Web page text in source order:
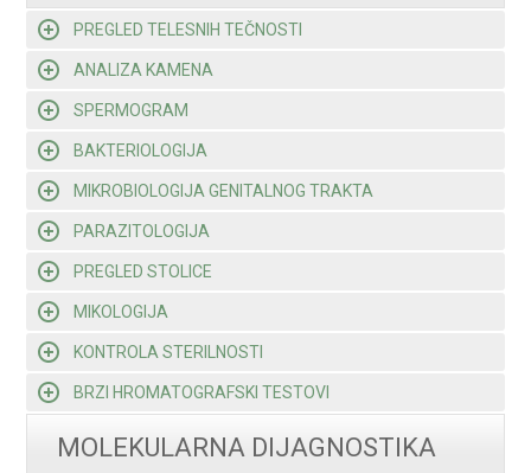
PREGLED TELESNIH TEČNOSTI
ANALIZA KAMENA
SPERMOGRAM
BAKTERIOLOGIJA
MIKROBIOLOGIJA GENITALNOG TRAKTA
PARAZITOLOGIJA
PREGLED STOLICE
MIKOLOGIJA
KONTROLA STERILNOSTI
BRZI HROMATOGRAFSKI TESTOVI
MOLEKULARNA DIJAGNOSTIKA